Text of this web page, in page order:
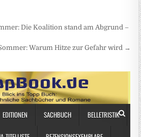
Die Koalition stand am Abgrund –
Warum Hitze zur Gefahr wird →